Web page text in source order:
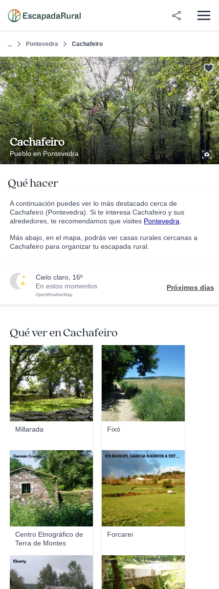
... Pontevedra Cachafeiro
Cachafeiro
Pueblo en Pontevedra
Qué hacer
A continuación puedes ver lo más destacado cerca de
Cachafeiro (Pontevedra). Si te interesa Cachafeiro y sus
alrededores, te recomendamos que visites Pontevedra
Más abajo, en el mapa, podrás ver casas rurales cercanas a
Cachafeiro para organizar tu escapada rural.
cielo claro, 16º
En estos momentos
OpenWeatherMap
Próximos días
Qué ver en Cachafeiro
Millarada
jesussimon
Fixó
edoarado
Centro Etnográfico de
Terra de Montes
Germán Cruces
Forcarei
IES MANUEL GARCÍA BARROS A ESTRADA- PONTEVEDRA
Elcorty Elcorty